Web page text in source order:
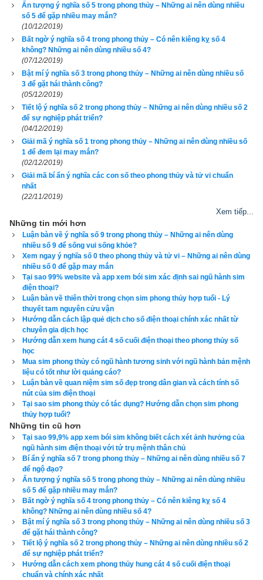
Địa Chi là một kiến thức tiên tiến vượt xa khoa học hiện đại
của nhân loại, ẩn chứa tin tức bí mật của vũ trụ, ẩn chứa bí
mật về trình tự thay đổi của khí hậu, ẩn chứa mật mã của sinh
mệnh…Chức năng thực sự của Can Chi chính là để ghi lại
tình trạng biến hóa vận động của 5 loại khí trong ngũ hành bao
gồm Kim, Mộc, Thủy, Hỏa, Thổ; ghi lại chính xác trạng thái
thịnh suy của sự vận hành các loại khí trong ngũ hành trên
trời, dưới đất, và đặc điểm của quy luật này. Đây mới chính là
bí mật lớn nhất của Thiên Can Địa Chi. Đó là cơ sở lý luận cơ
bản của môn tứ trụ học, trường phái Bát Tự Tử Bình rất nổi
tiếng mà tất cả các thầy phong thủy hiện nay đều phải tìm
hiểu. Theo môn phái này thì tùy thuộc vào thời điểm người đó
sinh ra (bát tự) mà người đó có thể có 1, 2, 3, 4 hoặc cả 5 loại
ngũ hành với các trạng thái vượng suy khác nhau. Do đó cần
phải chọn ngũ hành bổ cứu trùng với dụng thần hoặc hỷ thần
để trung hòa, cân bằng mệnh cục. Công năng của nó là làm
cho ngũ hành quá vượng bị ức chế, tiết, hao bớt; làm cho ngũ
hành phát triển không đều được sinh phù, làm cho ngũ hành
cường, nhược, vượng, suy, nóng lạnh đạt tới trung hòa, cân
bằng không thái quá cũng không bất cập. Như vậy dụng thần
đối với một con người là vô cùng quan trọng, nó không chỉ liên
quan đến tiền đồ vận mệnh mà còn quyết định sinh tử của
người đó. Dụng thần chọn chuẩn xác là dụng thần có lực,
không chỉ khắc hung trợ cát, phòng tai diệt họa mà còn giúp
đời người thuận buồm xuôi gió, ngày càng phát triển, vinh hoa
phú quý và ngược lại nếu chọn không đúng thì gây tai họa vô
cùng, có thể dẫn đến diệt vong.
Việc xác định dụng thần tùy thuộc vào vượng suy sinh khắc
ngũ hành giữa 4 trụ, ví dụ cùng là người mệnh Hải Trung Kim
(Kim trong biển) tuổi Giáp Tý (1984) thì tùy thuộc vào giờ ngày
tháng năm sinh sẽ có dụng thần khác nhau như sau:
Ví dụ 1: Người sinh 6h00 ngày 8/8/1984 Dương Lịch có 0%
ngũ hành Kim, 43.9% ngũ hành Thủy, 40.1% ngũ hành Mộc,
10.7% ngũ hành Hỏa và 5.3% ngũ hành Thổ thì dụng thần sẽ
là ngũ hành Thổ.
Ví dụ 2: Người sinh 6h00 ngày 6/7/1984 Dương Lịch có 37.8%
ngũ hành Kim, 14% ngũ hành Thủy, 28% ngũ hành Mộc, 9.8%
ngũ hành Hỏa và 10.5% ngũ hành Thổ thì dụng thần sẽ là ngũ
Ấn tượng ý nghĩa số 5 trong phong thủy – Những ai nên dùng nhiều
số 5 để gặp nhiều may mắn?
(10/12/2019)
Bất ngờ ý nghĩa số 4 trong phong thủy – Có nên kiêng kỵ số 4
không? Những ai nên dùng nhiều số 4?
(07/12/2019)
Bật mí ý nghĩa số 3 trong phong thủy – Những ai nên dùng nhiều số
3 để gặt hái thành công?
(05/12/2019)
Tiết lộ ý nghĩa số 2 trong phong thủy – Những ai nên dùng nhiều số 2
để sự nghiệp phát triển?
(04/12/2019)
Giải mã ý nghĩa số 1 trong phong thủy – Những ai nên dùng nhiều số
1 để đem lại may mắn?
(02/12/2019)
Giải mã bí ẩn ý nghĩa các con số theo phong thủy và tử vi chuẩn
nhất
(22/11/2019)
Xem tiếp...
Những tin mới hơn
Luận bàn về ý nghĩa số 9 trong phong thủy – Những ai nên dùng
nhiều số 9 để sống vui sống khỏe?
Xem ngay ý nghĩa số 0 theo phong thủy và tử vi – Những ai nên dùng
nhiều số 0 để gặp may mắn
Tại sao 99% website và app xem bói sim xác định sai ngũ hành sim
điện thoại?
Luận bàn về thiên thời trong chọn sim phong thủy hợp tuổi - Lý
thuyết tam nguyên cửu vận
Hướng dẫn cách lập quẻ dịch cho số điện thoại chính xác nhất từ
chuyên gia dịch học
Hướng dẫn xem hung cát 4 số cuối điện thoại theo phong thủy số
học
Mua sim phong thủy có ngũ hành tương sinh với ngũ hành bản mệnh
liệu có tốt như lời quảng cáo?
Luận bàn về quan niệm sim số đẹp trong dân gian và cách tính số
nút của sim điện thoại
Tại sao sim phong thủy có tác dụng? Hướng dẫn chọn sim phong
thủy hợp tuổi?
Những tin cũ hơn
Tại sao 99,9% app xem bói sim không biết cách xét ảnh hưởng của
ngũ hành sim điện thoại với tứ trụ mệnh thân chủ
Bí ẩn ý nghĩa số 7 trong phong thủy – Những ai nên dùng nhiều số 7
để ngộ đạo?
Ấn tượng ý nghĩa số 5 trong phong thủy – Những ai nên dùng nhiều
số 5 để gặp nhiều may mắn?
Bất ngờ ý nghĩa số 4 trong phong thủy – Có nên kiêng kỵ số 4
không? Những ai nên dùng nhiều số 4?
Bật mí ý nghĩa số 3 trong phong thủy – Những ai nên dùng nhiều số 3
để gặt hái thành công?
Tiết lộ ý nghĩa số 2 trong phong thủy – Những ai nên dùng nhiều số 2
để sự nghiệp phát triển?
Hướng dẫn cách xem phong thủy hung cát 4 số cuối điện thoại
chuẩn và chính xác nhất